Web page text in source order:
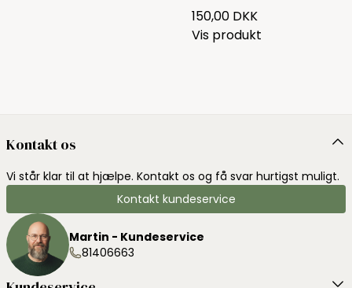
150,00 DKK
Vis produkt
Kontakt os
Vi står klar til at hjælpe. Kontakt os og få svar hurtigst muligt.
Kontakt kundeservice
Martin - Kundeservice
81406663